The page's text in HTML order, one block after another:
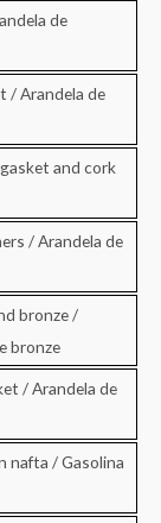
de
/ Arandela de
and cork
/ Arandela de
bronze /
bronze
/ Arandela de
nafta / Gasolina